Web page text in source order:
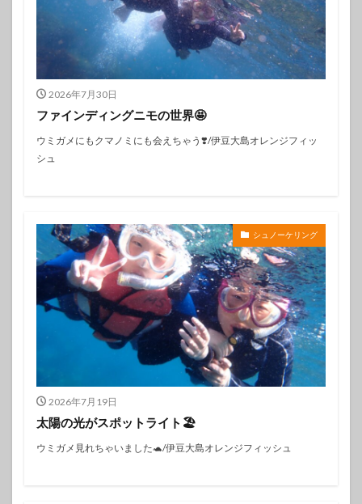
2026年7月30日
ファインディングニモの世界🤩
ウミガメにもクマノミにも会えちゃう❣️/伊豆大島オレンジフィッ
シュ
シュノーケリング
2026年7月19日
太陽の光がスポットライト🏖️
ウミガメ見れちゃいました🐢/伊豆大島オレンジフィッシュ